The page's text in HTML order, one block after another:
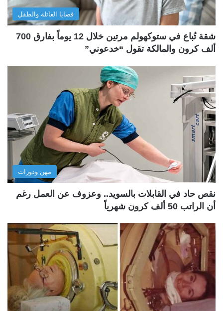
قضايا العائلة والطفل
شقة تُباع في ستوكهولم مرتين خلال 12 يوماً بفارق 700
ألف كرون والمالكة تقول “خدعوني”
مهن ودورات
نقص حاد في القابلات بالسويد.. وعزوف عن العمل رغم
أن الراتب 50 ألف كرون شهرياً